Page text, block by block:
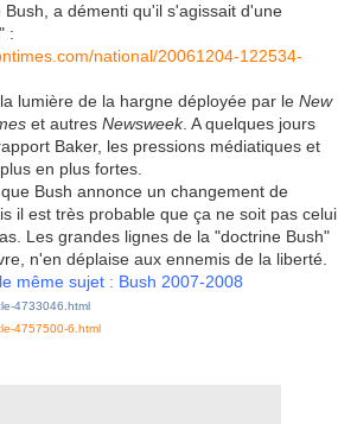
a démenti qu'il s'agissait d'une
:
national/20061204-122534-
la lumière de la hargne déployée par le New
et autres Newsweek. A quelques jours
Baker, les pressions médiatiques et
en plus fortes.
que Bush annonce un changement de
il est très probable que ça ne soit pas celui
Les grandes lignes de la "doctrine Bush"
n'en déplaise aux ennemis de la liberté.
même sujet : Bush 2007-2008
4733046.html
4757500-6.html